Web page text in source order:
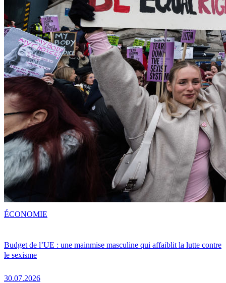
Budget de l’UE : une mainmise masculine qui affaiblit la lutte contre
le sexisme
30.07.2026
ÉCONOMIE